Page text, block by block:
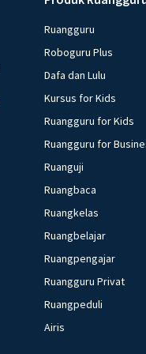
Ruangguru
Roboguru Plus
Dafa dan Lulu
Kursus for Kids
Ruangguru for Kids
Ruangguru for
Ruanguji
Ruangbaca
Ruangkelas
Ruangbelajar
Ruangpengajar
Ruangguru Privat
Ruangpeduli
Airis